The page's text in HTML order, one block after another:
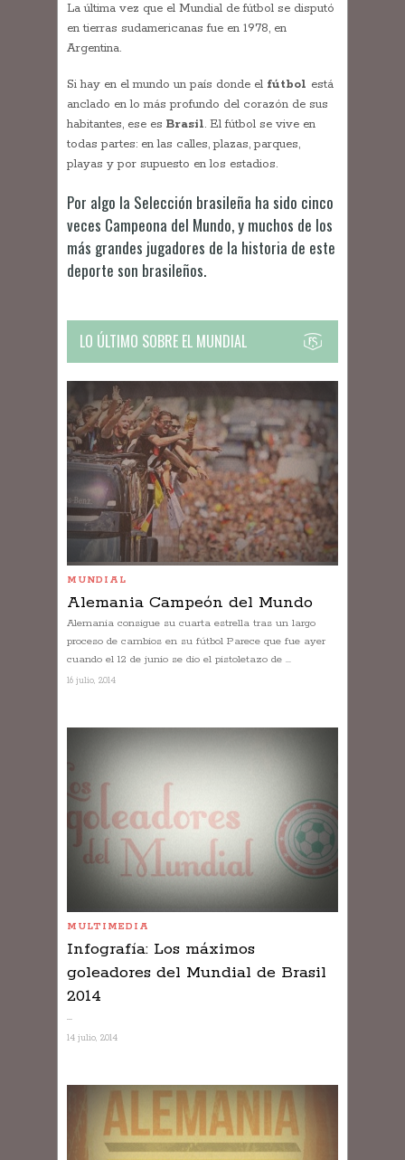
La última vez que el Mundial de fútbol se disputó
en tierras sudamericanas fue en 1978, en
Argentina.
Si hay en el mundo un país donde el fútbol está
anclado en lo más profundo del corazón de sus
habitantes, ese es Brasil. El fútbol se vive en
todas partes: en las calles, plazas, parques,
playas y por supuesto en los estadios.
Por algo la Selección brasileña ha sido cinco
veces Campeona del Mundo, y muchos de los
más grandes jugadores de la historia de este
deporte son brasileños.
LO ÚLTIMO SOBRE EL MUNDIAL
MUNDIAL
Alemania Campeón del Mundo
Alemania consigue su cuarta estrella tras un largo
proceso de cambios en su fútbol Parece que fue ayer
cuando el 12 de junio se dio el pistoletazo de ...
16 julio, 2014
MULTIMEDIA
Infografía: Los máximos
goleadores del Mundial de Brasil
2014
...
14 julio, 2014